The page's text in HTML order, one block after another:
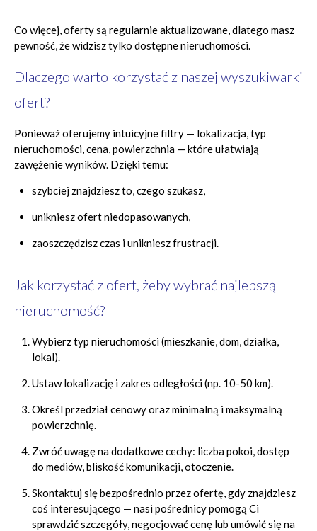
Co więcej, oferty są regularnie aktualizowane, dlatego masz
pewność, że widzisz tylko dostępne nieruchomości.
Dlaczego warto korzystać z naszej wyszukiwarki
ofert?
Ponieważ oferujemy intuicyjne filtry — lokalizacja, typ
nieruchomości, cena, powierzchnia — które ułatwiają
zawężenie wyników. Dzięki temu:
szybciej znajdziesz to, czego szukasz,
unikniesz ofert niedopasowanych,
zaoszczędzisz czas i unikniesz frustracji.
Jak korzystać z ofert, żeby wybrać najlepszą
nieruchomość?
Wybierz typ nieruchomości (mieszkanie, dom, działka,
lokal).
Ustaw lokalizację i zakres odległości (np. 10-50 km).
Określ przedział cenowy oraz minimalną i maksymalną
powierzchnię.
Zwróć uwagę na dodatkowe cechy: liczba pokoi, dostęp
do mediów, bliskość komunikacji, otoczenie.
Skontaktuj się bezpośrednio przez ofertę, gdy znajdziesz
coś interesującego — nasi pośrednicy pomogą Ci
sprawdzić szczegóły, negocjować cenę lub umówić się na